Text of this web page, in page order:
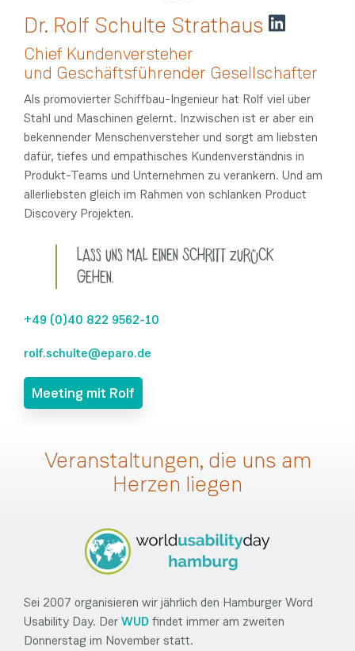
Dr. Rolf Schulte Strathaus
Chief Kundenversteher
und Geschäftsführender Gesellschafter
Als promovierter Schiffbau-Ingenieur hat Rolf viel über
Stahl und Maschinen gelernt. Inzwischen ist er aber ein
bekennender Menschenversteher und sorgt am liebsten
dafür, tiefes und empathisches Kundenverständnis in
Produkt-Teams und Unternehmen zu verankern. Und am
allerliebsten gleich im Rahmen von schlanken Product
Discovery Projekten.
Lass uns mal einen Schritt zurück
gehen.
+49 (0)40 822 9562-10
rolf.schulte@eparo.de
Meeting mit Rolf
Veranstaltungen, die uns am
Herzen liegen
Sei 2007 organisieren wir jährlich den Hamburger Word
Usability Day. DerWUD findet immer am zweiten
Donnerstag im November statt.